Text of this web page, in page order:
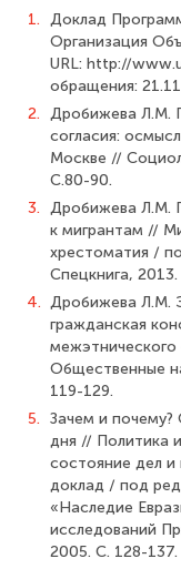
1. Доклад
Организация
URL: http://
обращения:
2. Дробижева Л.М.
согласия:
Москве //
С.80-90.
3. Дробижева Л.М.
к мигрантам //
хрестоматия /
Спецкнига,
4. Дробижева Л.М.
гражданская
Общественные
119-129.
5. Зачем и
дня // Политика
состояние дел и
доклад / под
«Наследие
исследований
2005. С. 128-137.